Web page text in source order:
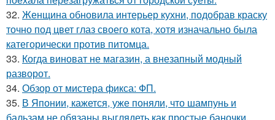
32. Женщина обновила интерьер кухни, подобрав краску
точно под цвет глаз своего кота, хотя изначально была
категорически против питомца.
33. Когда виноват не магазин, а внезапный модный
разворот.
34. Обзор от мистера фикса: ФП.
35. В Японии, кажется, уже поняли, что шампунь и